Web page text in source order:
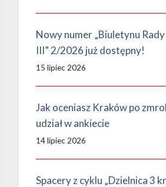
Nowy numer „Biuletynu
III” 2/2026 już dostępny!
15 lipiec 2026
Jak oceniasz Kraków po
udział w ankiecie
14 lipiec 2026
Spacery z cyklu „Dzielnica 3